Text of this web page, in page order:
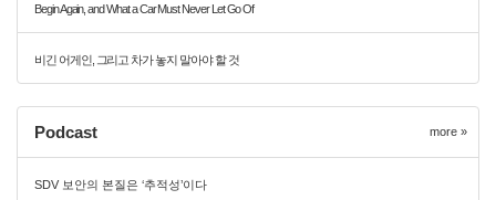
Begin Again, and What a Car Must Never Let Go Of
비긴 어게인, 그리고 차가 놓지 말아야 할 것
Podcast more »
SDV 보안의 본질은 ‘추적성’이다